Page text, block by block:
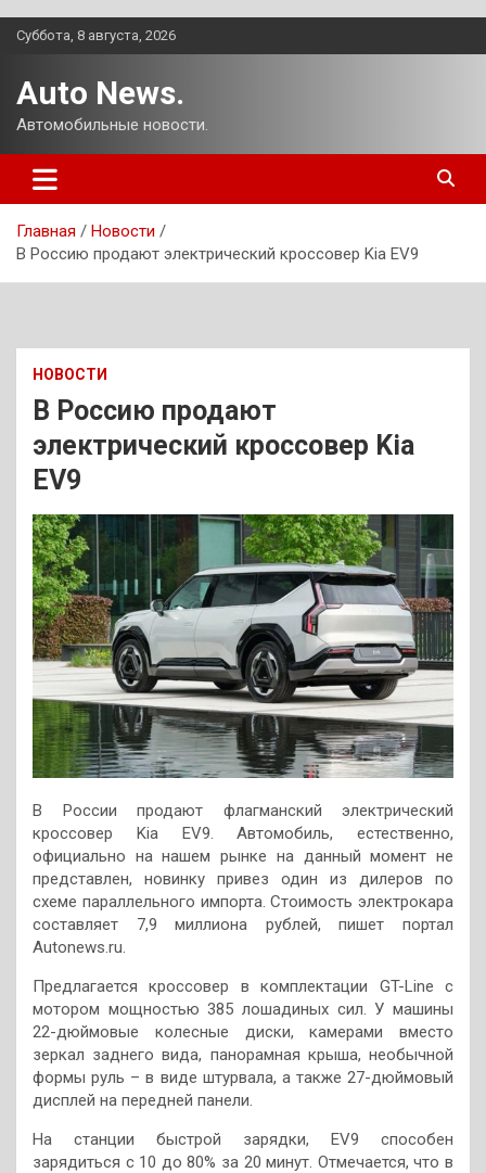
Перейти
Суббота, 8 августа, 2026
Auto News.
Автомобильные новости.
Главная
Новости
В Россию продают электрический кроссовер Kia EV9
НОВОСТИ
В Россию продают
электрический кроссовер Kia
EV9
В России продают флагманский электрический
кроссовер Kia EV9. Автомобиль, естественно,
официально на нашем рынке на данный момент не
представлен, новинку привез один из дилеров по
схеме параллельного импорта. Стоимость электрокара
составляет 7,9 миллиона рублей, пишет портал
Autonews.ru.
Предлагается кроссовер в комплектации GT-Line с
мотором мощностью 385 лошадиных сил. У машины
22-дюймовые колесные диски, камерами вместо
зеркал заднего вида, панорамная крыша, необычной
формы руль – в виде штурвала, а также 27-дюймовый
дисплей на передней панели.
На станции быстрой зарядки, EV9 способен
зарядиться с 10 до 80% за 20 минут. Отмечается, что в